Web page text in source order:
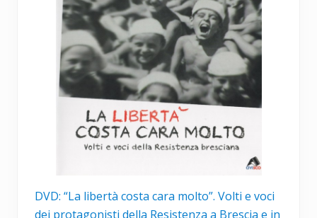
DVD: “La libertà costa cara molto”. Volti e voci
dei protagonisti della Resistenza a Brescia e in